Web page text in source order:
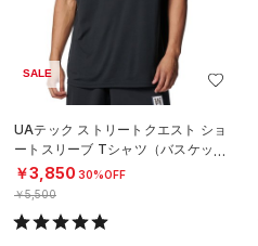
SALE
UAテック ストリートクエスト ショ
ートスリーブ Tシャツ（バスケット
ボール/MEN）
￥3,850 30%OFF
￥5,500